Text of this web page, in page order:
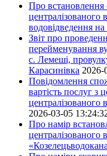
Про встановлення
централізованого
водовідведення на
Звіт про
перейменування
с. Лемеші,
Карасинівка 2026-
Повідомлення
вартість послуг з
централізованого
2026-03-05
Про намір
централізованого